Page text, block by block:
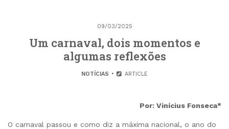
09/03/2025
Um carnaval, dois momentos e
algumas reflexões
NOTÍCIAS ARTICLE
Por: Vinícius Fonseca*
O carnaval passou e como diz a máxima nacional, o ano do